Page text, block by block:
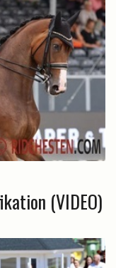
(VIDEO)